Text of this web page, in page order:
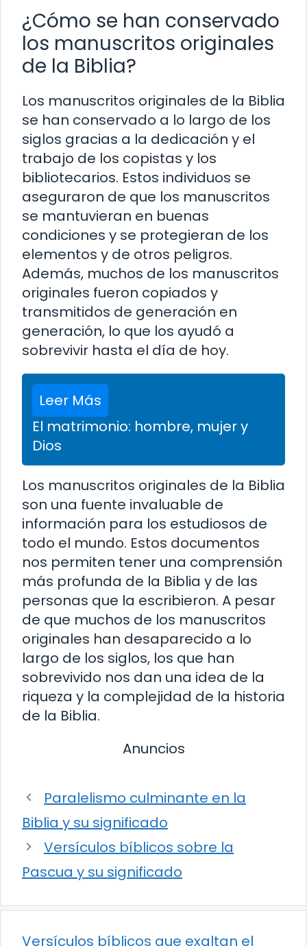
¿Cómo se han conservado
los manuscritos originales
de la Biblia?
Los manuscritos originales de la Biblia
se han conservado a lo largo de los
siglos gracias a la dedicación y el
trabajo de los copistas y los
bibliotecarios. Estos individuos se
aseguraron de que los manuscritos
se mantuvieran en buenas
condiciones y se protegieran de los
elementos y de otros peligros.
Además, muchos de los manuscritos
originales fueron copiados y
transmitidos de generación en
generación, lo que los ayudó a
sobrevivir hasta el día de hoy.
Leer Más
El matrimonio: hombre, mujer y
Dios
Los manuscritos originales de la Biblia
son una fuente invaluable de
información para los estudiosos de
todo el mundo. Estos documentos
nos permiten tener una comprensión
más profunda de la Biblia y de las
personas que la escribieron. A pesar
de que muchos de los manuscritos
originales han desaparecido a lo
largo de los siglos, los que han
sobrevivido nos dan una idea de la
riqueza y la complejidad de la historia
de la Biblia.
Anuncios
Paralelismo culminante en la
Biblia y su significado
Versículos bíblicos sobre la
Pascua y su significado
Versículos bíblicos que exaltan el